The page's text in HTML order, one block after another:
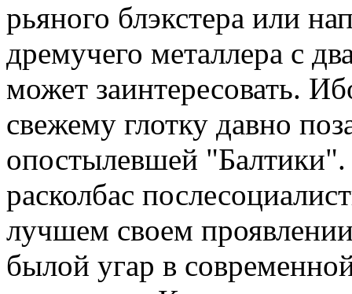
рьяного блэкстера или
дремучего металлера с
может заинтересовать.
свежему глотку давно
опостылевшей
расколбас
лучшем своем
былой угар в